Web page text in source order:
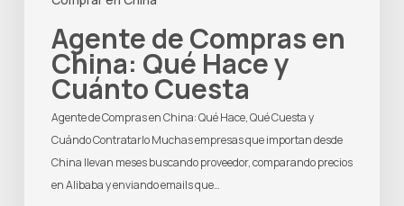
Agente de Compras en
China: Qué Hace y
Cuánto Cuesta
Agente de Compras en China: Qué Hace, Qué Cuesta y
Cuándo Contratarlo Muchas empresas que importan desde
China llevan meses buscando proveedor, comparando precios
en Alibaba y enviando emails que…